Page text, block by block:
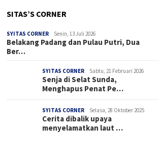
SITAS’S CORNER
SYITAS CORNER Senin, 13 Juli 2026
Belakang Padang dan Pulau Putri, Dua
Ber…
SYITAS CORNER Sabtu, 21 Februari 2026
Senja di Selat Sunda,
Menghapus Penat Pe…
SYITAS CORNER Selasa, 28 Oktober 2025
Cerita dibalik upaya
menyelamatkan laut …